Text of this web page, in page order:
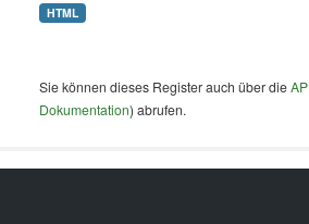
HTML
Sie können dieses Register auch über die
Dokumentation) abrufen.